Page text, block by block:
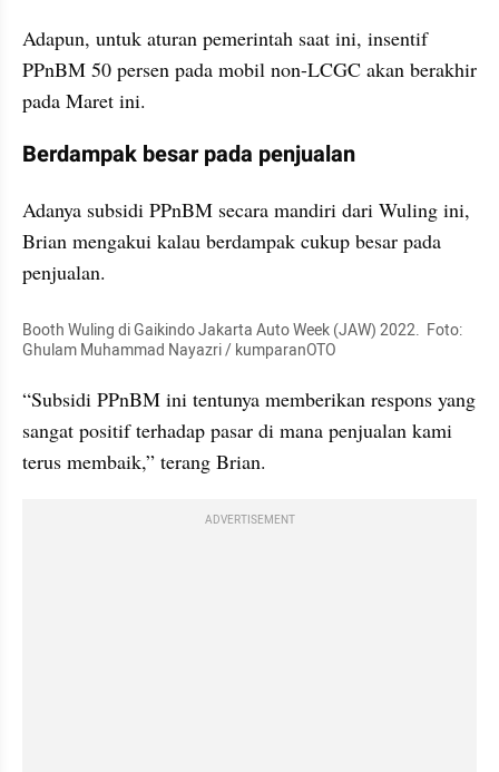
Adapun, untuk aturan pemerintah saat ini, insentif
PPnBM 50 persen pada mobil non-LCGC akan berakhir
pada Maret ini.
Berdampak besar pada penjualan
Adanya subsidi PPnBM secara mandiri dari Wuling ini,
Brian mengakui kalau berdampak cukup besar pada
penjualan.
Booth Wuling di Gaikindo Jakarta Auto Week (JAW) 2022.  Foto:
Ghulam Muhammad Nayazri / kumparanOTO
“Subsidi PPnBM ini tentunya memberikan respons yang
sangat positif terhadap pasar di mana penjualan kami
terus membaik,” terang Brian.
ADVERTISEMENT